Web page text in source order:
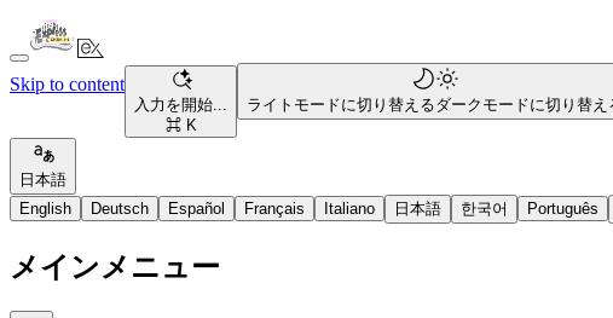
Skip to content
入力を開始...
⌘ K
ライトモードに切り替えるダークモードに切り替え
日本語
English
Deutsch Español Français Italiano 日本語 한국어 Português
メインメニュー